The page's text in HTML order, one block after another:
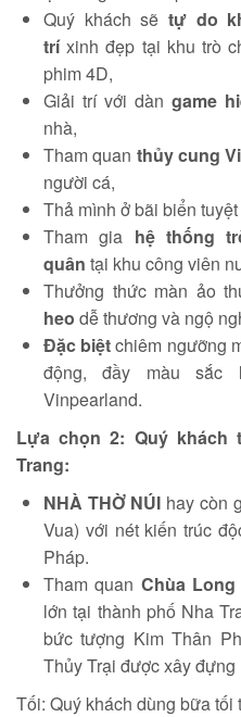
Quý khách sẽ tự do
tríxinh đẹp tại khu trò
phim 4D,
Giải trí với dàn game
nhà,
Tham quan thủy cung
người cá,
Thả mình ở bãi biển
Tham gia hệ thống
quân tại khu công viên
Thưởng thức màn ảo
heo dễ thương và ngộ
Đặc biệtchiêm ngưỡng
động, đầy màu
Vinpearland.
Lựa chọn 2: Quý khách
Trang:
NHÀ THỜ NÚI hay còn
Vua) với nét kiến trúc
Pháp.
Tham quan Chùa Long
lớn tại thành phố Nha
bức tượng Kim Thân
Thủy Trại được xây đựng
Tối: Quý khách dùng bữa tối